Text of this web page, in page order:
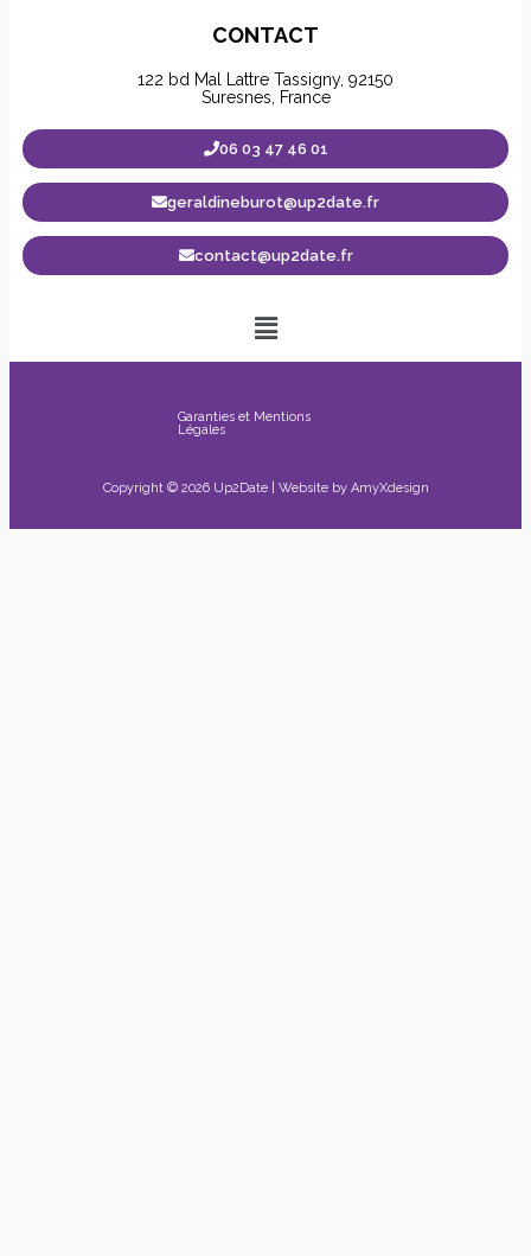
CONTACT
122 bd Mal Lattre Tassigny, 92150
Suresnes, France
06 03 47 46 01
geraldineburot@up2date.fr
contact@up2date.fr
Garanties et Mentions
Légales
Copyright © 2026 Up2Date | Website by AmyXdesign